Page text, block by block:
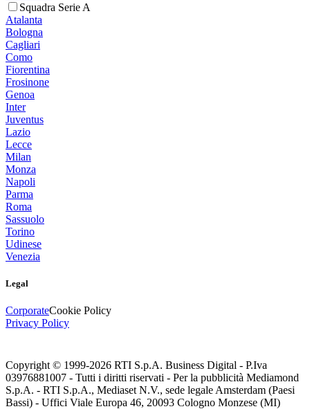
Squadra Serie A
Atalanta
Bologna
Cagliari
Como
Fiorentina
Frosinone
Genoa
Inter
Juventus
Lazio
Lecce
Milan
Monza
Napoli
Parma
Roma
Sassuolo
Torino
Udinese
Venezia
Legal
CorporateCookie Policy
Privacy Policy
Copyright © 1999-2026 RTI S.p.A. Business Digital - P.Iva
03976881007 - Tutti i diritti riservati - Per la pubblicità Mediamond
S.p.A. - RTI S.p.A., Mediaset N.V., sede legale Amsterdam (Paesi
Bassi) - Uffici Viale Europa 46, 20093 Cologno Monzese (MI)